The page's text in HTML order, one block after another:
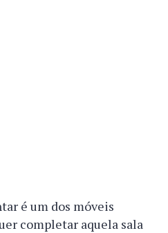
é um dos móveis
completar aquela sala